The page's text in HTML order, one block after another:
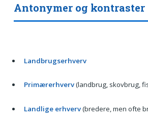
Antonymer og kontraster
Landbrugserhverv
Primærerhverv(landbrug, skovbrug,
Landlige erhverv(bredere, men ofte